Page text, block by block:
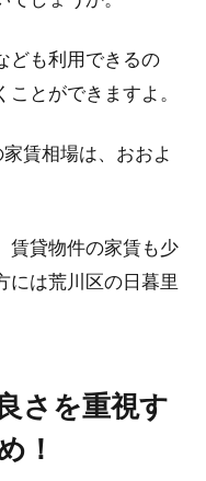
ども利用できるの
とができますよ。
賃相場は、おおよ
賃貸物件の家賃も少
には荒川区の日暮里
さを重視す
！